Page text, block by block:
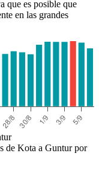
que es posible que
en las grandes
de Kota a Guntur por